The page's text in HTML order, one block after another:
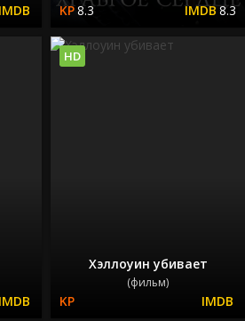
8.3 8.3
Хэллоуин убивает
(фильм)
HD